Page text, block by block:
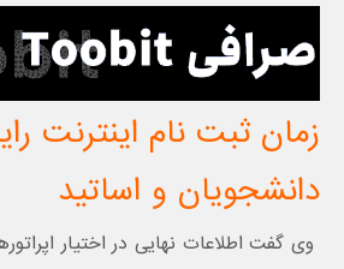
زمان ثبت نام اینترنت
دانشجویان و اساتید
وی گفت اطلاعات نهایی در اختیار